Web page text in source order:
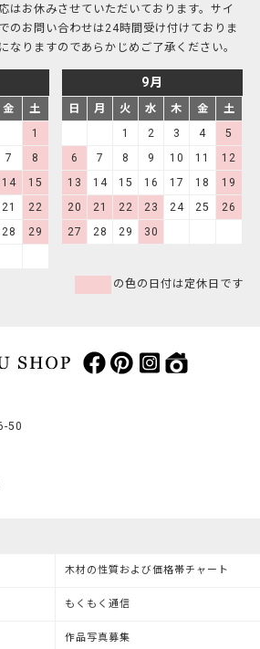
はお休みさせていただいております。サイ
のお問い合わせは24時間受け付けておりま
なりますのであらかじめご了承ください。
金
土
1
7
8
14
15
21
22
28
29
9月
日 月 火 水 木 金
土
1
2 3 4
5
6
7 8 9 10 11
12
13
14 15 16 17 18
19
20
21 22 23 24 25
26
27
28 29 30
の色の日付は定休日です
50
木材の性質および価格帯チャート
もくもく通信
作品写真募集